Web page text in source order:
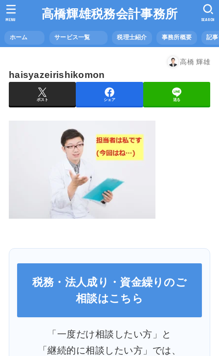
高橋輝雄税務会計事務所
ホーム サービス一覧 税理士紹介 事務所概要 記
SEARCH
MENU
高橋 輝雄
haisyazeirishikomon
ポスト シェア 送る
税務・法人成り・資金繰りのご
相談はこちら
「一度だけ相談したい方」と
「継続的に相談したい方」では、